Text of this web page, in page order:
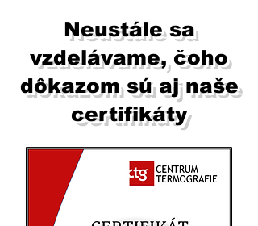
Neustále sa
vzdelávame, čoho
dôkazom sú aj naše
certifikáty